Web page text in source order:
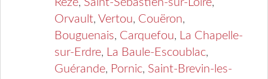
Rezé, Saint-Sébastien-sur-Loire,
Orvault, Vertou, Couëron,
Bouguenais, Carquefou, La Chapelle-
sur-Erdre, La Baule-Escoublac,
Guérande, Pornic, Saint-Brevin-les-